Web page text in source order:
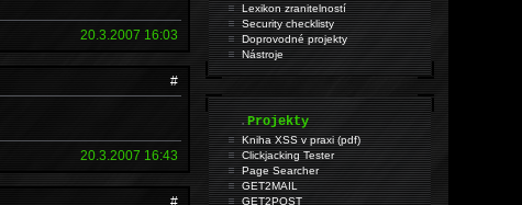
20.3.2007 16:03
#
20.3.2007 16:43
#
Lexikon zranitelností
Security checklisty
Doprovodné projekty
Nástroje
.Projekty
Kniha XSS v praxi (pdf)
Clickjacking Tester
Page Searcher
GET2MAIL
GET2POST